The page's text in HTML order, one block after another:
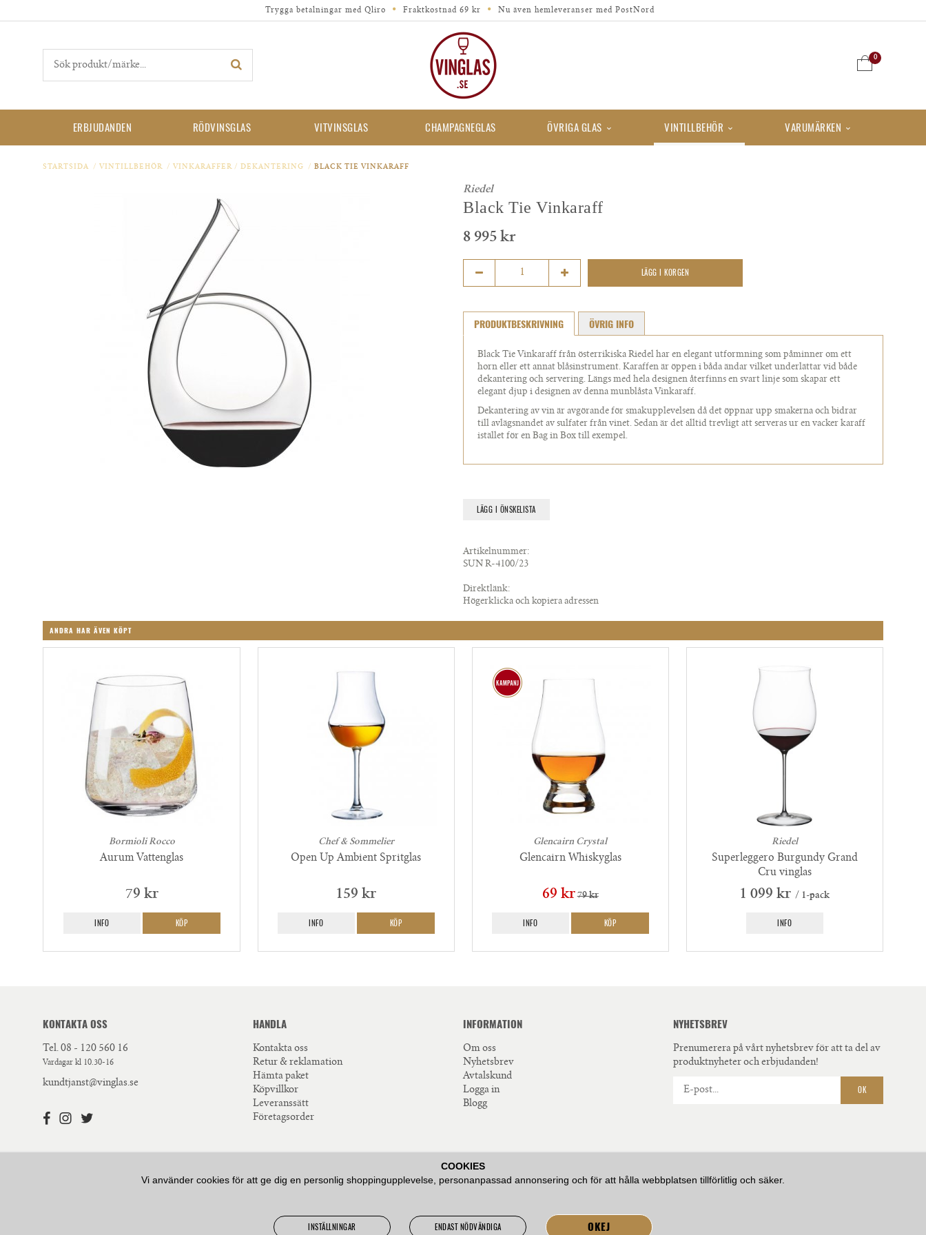
Trygga betalningar med Qliro Fraktkostnad 69 kr Nu även hemleveranser med PostNord
0
ERBJUDANDEN RÖDVINSGLAS VITVINSGLAS CHAMPAGNEGLAS ÖVRIGA GLAS VINTILLBEHÖR VARUMÄRKEN
STARTSIDA / VINTILLBEHÖR / VINKARAFFER / DEKANTERING / BLACK TIE VINKARAFF
Riedel
Black Tie Vinkaraff
8 995 kr
LÄGG I KORGEN
PRODUKTBESKRIVNING ÖVRIG INFO
Black Tie Vinkaraff från österrikiska Riedel har en elegant utformning som påminner om ett
horn eller ett annat blåsinstrument. Karaffen är öppen i båda ändar vilket underlättar vid både
dekantering och servering. Längs med hela designen återfinns en svart linje som skapar ett
elegant djup i designen av denna munblåsta Vinkaraff.
Dekantering av vin är avgörande för smakupplevelsen då det öppnar upp smakerna och bidrar
till avlägsnandet av sulfater från vinet. Sedan är det alltid trevligt att serveras ur en vacker karaff
istället för en Bag in Box till exempel.
LÄGG I ÖNSKELISTA
Artikelnummer:
SUN R-4100/23
Direktlänk:
Högerklicka och kopiera adressen
ANDRA HAR ÄVEN KÖPT
Bormioli Rocco
Aurum Vattenglas
79 kr
INFO KÖP
Chef & Sommelier
Open Up Ambient Spritglas
159 kr
INFO KÖP
Glencairn Crystal
Glencairn Whiskyglas
69 kr 79 kr
INFO KÖP
Riedel
Superleggero Burgundy Grand
Cru vinglas
1 099 kr / 1-pack
INFO
KONTAKTA OSS
Tel. 08 - 120 560 16
Vardagar kl 10.30-16
kundtjanst@vinglas.se
HANDLA
Kontakta oss
Retur & reklamation
Hämta paket
Köpvillkor
Leveranssätt
Företagsorder
INFORMATION
Om oss
Nyhetsbrev
Avtalskund
Logga in
Blogg
NYHETSBREV
Prenumerera på vårt nyhetsbrev för att ta del av
produktnyheter och erbjudanden!
OK
COOKIES
Vi använder cookies för att ge dig en personlig shoppingupplevelse, personanpassad annonsering och för att hålla webbplatsen tillförlitlig och säker.
INSTÄLLNINGAR ENDAST NÖDVÄNDIGA OKEJ